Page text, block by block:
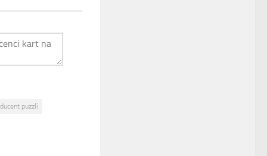
puzzli